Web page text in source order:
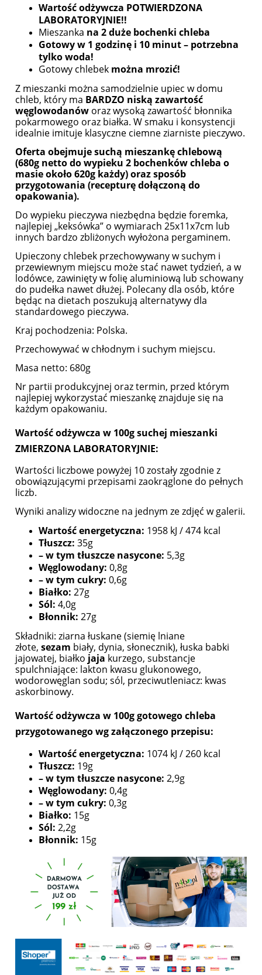
Wartość odżywcza POTWIERDZONA
LABORATORYJNIE!!
Mieszanka na 2 duże bochenki chleba
Gotowy w 1 godzinę i 10 minut – potrzebna
tylko woda!
Gotowy chlebek można mrozić!
Z mieszanki można samodzielnie upiec w domu
chleb, który ma BARDZO niską zawartość
węglowodanów oraz wysoką zawartość błonnika
pokarmowego oraz białka. W smaku i konsystencji
idealnie imituje klasyczne ciemne ziarniste pieczywo.
Oferta obejmuje suchą mieszankę chlebową
(680g netto do wypieku 2 bochenków chleba o
masie około 620g każdy) oraz sposób
przygotowania (recepturę dołączoną do
opakowania).
Do wypieku pieczywa niezbędna będzie foremka,
najlepiej „keksówka” o wymiarach 25x11x7cm lub
innych bardzo zbliżonych wyłożona pergaminem.
Upieczony chlebek przechowywany w suchym i
przewiewnym miejscu może stać nawet tydzień, a w
lodówce, zawinięty w folię aluminiową lub schowany
do pudełka nawet dłużej. Polecany dla osób, które
będąc na dietach poszukują alternatywy dla
standardowego pieczywa.
Kraj pochodzenia: Polska.
Przechowywać w chłodnym i suchym miejscu.
Masa netto: 680g
Nr partii produkcyjnej oraz termin, przed którym
najlepiej wykorzystać mieszankę znajduje się na
każdym opakowaniu.
Wartość odżywcza w 100g suchej mieszanki
ZMIERZONA LABORATORYJNIE:
Wartości liczbowe powyżej 10 zostały zgodnie z
obowiązującymi przepisami zaokrąglone do pełnych
liczb.
Wyniki analizy widoczne na jednym ze zdjęć w galerii.
Wartość energetyczna: 1958 kJ / 474 kcal
Tłuszcz: 35g
– w tym tłuszcze nasycone: 5,3g
Węglowodany: 0,8g
– w tym cukry: 0,6g
Białko: 27g
Sól: 4,0g
Błonnik: 27g
Składniki: ziarna łuskane (siemię lniane
złote, sezam biały, dynia, słonecznik), łuska babki
jajowatej, białko jaja kurzego, substancje
spulchniające: lakton kwasu glukonowego,
wodorowęglan sodu; sól, przeciwutleniacz: kwas
askorbinowy.
Wartość odżywcza w 100g gotowego chleba
przygotowanego wg załączonego przepisu:
Wartość energetyczna: 1074 kJ / 260 kcal
Tłuszcz: 19g
– w tym tłuszcze nasycone: 2,9g
Węglowodany: 0,4g
– w tym cukry: 0,3g
Białko: 15g
Sól: 2,2g
Błonnik: 15g